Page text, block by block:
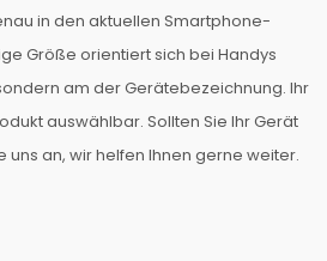
in den aktuellen Smartphone-
Größe orientiert sich bei Handys
am der Gerätebezeichnung. Ihr
auswählbar. Sollten Sie Ihr Gerät
uns an, wir helfen Ihnen gerne weiter.